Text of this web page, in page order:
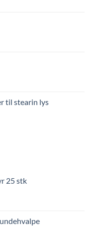
til stearin lys
25 stk